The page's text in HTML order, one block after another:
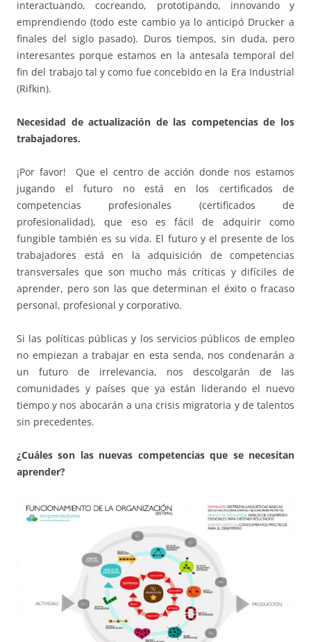
interactuando, cocreando, prototipando, innovando y
emprendiendo (todo este cambio ya lo anticipó Drucker a
finales del siglo pasado). Duros tiempos, sin duda, pero
interesantes porque estamos en la antesala temporal del
fin del trabajo tal y como fue concebido en la Era Industrial
(Rifkin).
Necesidad de actualización de las competencias de los
trabajadores.
¡Por favor! Que el centro de acción donde nos estamos
jugando el futuro no está en los certificados de
competencias profesionales (certificados de
profesionalidad), que eso es fácil de adquirir como
fungible también es su vida. El futuro y el presente de los
trabajadores está en la adquisición de competencias
transversales que son mucho más críticas y difíciles de
aprender, pero son las que determinan el éxito o fracaso
personal, profesional y corporativo.
Si las políticas públicas y los servicios públicos de empleo
no empiezan a trabajar en esta senda, nos condenarán a
un futuro de irrelevancia, nos descolgarán de las
comunidades y países que ya están liderando el nuevo
tiempo y nos abocarán a una crisis migratoria y de talentos
sin precedentes.
¿Cuáles son las nuevas competencias que se necesitan
aprender?